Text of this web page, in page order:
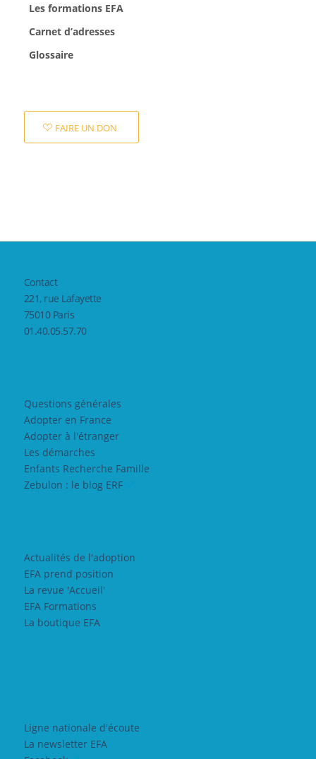
Les formations EFA
Carnet d’adresses
Glossaire
FAIRE UN DON
Contact
221, rue Lafayette
75010 Paris
01.40.05.57.70
Questions générales
Adopter en France
Adopter à l'étranger
Les démarches
Enfants Recherche Famille
Zebulon : le blog ERF
Actualités de l'adoption
EFA prend position
La revue 'Accueil'
EFA Formations
La boutique EFA
Ligne nationale d'écoute
La newsletter EFA